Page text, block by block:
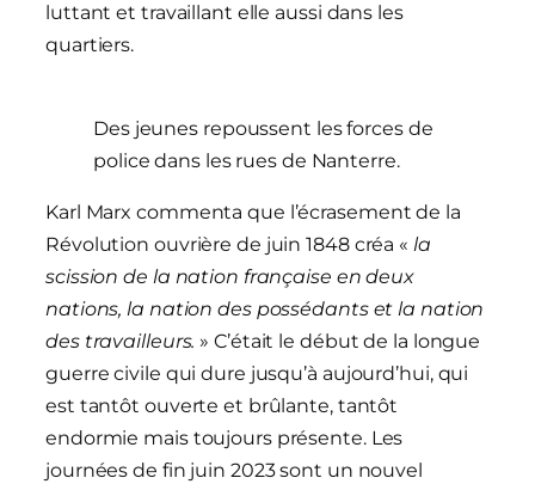
luttant et travaillant elle aussi dans les
quartiers.
Des jeunes repoussent les forces de
police dans les rues de Nanterre.
Karl Marx commenta que l’écrasement de la
Révolution ouvrière de juin 1848 créa « la
scission de la nation française en deux
nations, la nation des possédants et la nation
des travailleurs. » C’était le début de la longue
guerre civile qui dure jusqu’à aujourd’hui, qui
est tantôt ouverte et brûlante, tantôt
endormie mais toujours présente. Les
journées de fin juin 2023 sont un nouvel